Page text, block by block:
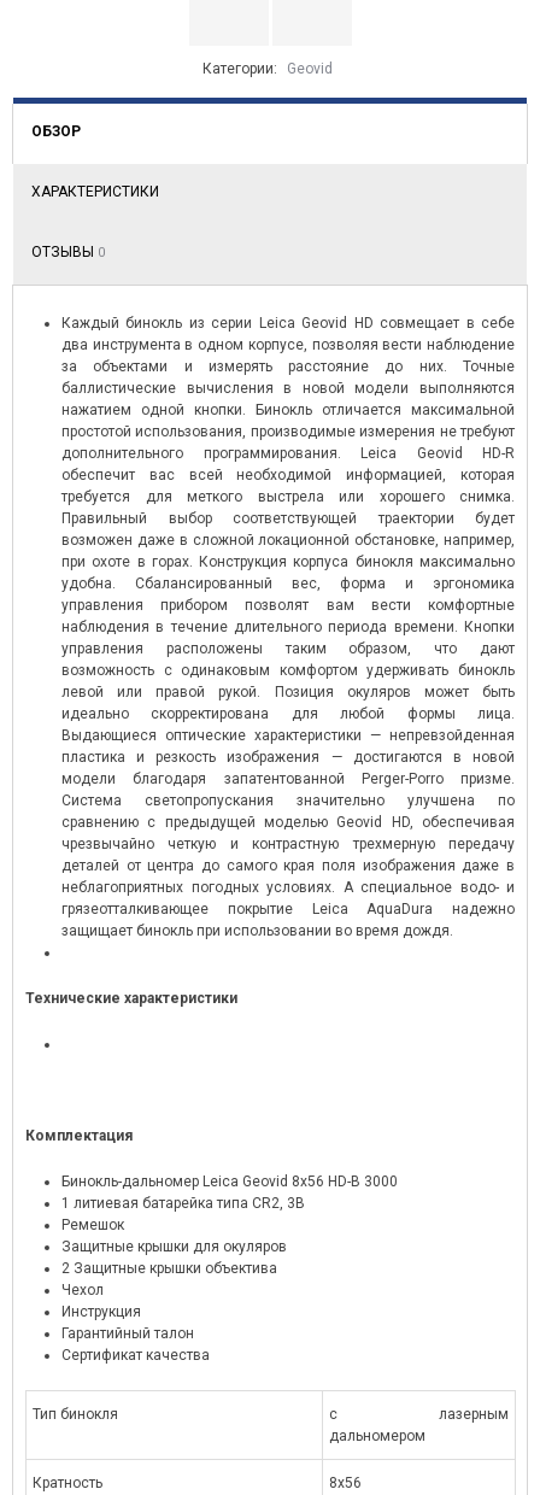
Категории: Geovid
ОБЗОР
ХАРАКТЕРИСТИКИ
ОТЗЫВЫ 0
Каждый бинокль из серии Leica Geovid HD совмещает в себе
два инструмента в одном корпусе, позволяя вести наблюдение
за объектами и измерять расстояние до них. Точные
баллистические вычисления в новой модели выполняются
нажатием одной кнопки. Бинокль отличается максимальной
простотой использования, производимые измерения не требуют
дополнительного программирования. Leica Geovid HD-R
обеспечит вас всей необходимой информацией, которая
требуется для меткого выстрела или хорошего снимка.
Правильный выбор соответствующей траектории будет
возможен даже в сложной локационной обстановке, например,
при охоте в горах. Конструкция корпуса бинокля максимально
удобна. Сбалансированный вес, форма и эргономика
управления прибором позволят вам вести комфортные
наблюдения в течение длительного периода времени. Кнопки
управления расположены таким образом, что дают
возможность с одинаковым комфортом удерживать бинокль
левой или правой рукой. Позиция окуляров может быть
идеально скорректирована для любой формы лица.
Выдающиеся оптические характеристики — непревзойденная
пластика и резкость изображения — достигаются в новой
модели благодаря запатентованной Perger-Porro призме.
Система светопропускания значительно улучшена по
сравнению с предыдущей моделью Geovid HD, обеспечивая
чрезвычайно четкую и контрастную трехмерную передачу
деталей от центра до самого края поля изображения даже в
неблагоприятных погодных условиях. А специальное водо- и
грязеотталкивающее покрытие Leica AquaDura надежно
защищает бинокль при использовании во время дождя.
Технические характеристики
Комплектация
Бинокль-дальномер Leica Geovid 8x56 HD-B 3000
1 литиевая батарейка типа CR2, 3В
Ремешок
Защитные крышки для окуляров
2 Защитные крышки объектива
Чехол
Инструкция
Гарантийный талон
Сертификат качества
Тип бинокля
с лазерным
дальномером
Кратность 8x56